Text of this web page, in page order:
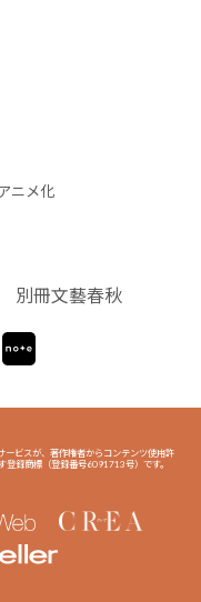
ニメ化
別冊文藝春秋
ービスが、著作権者からコンテンツ使用許
登録商標（登録番号6091713号）です。